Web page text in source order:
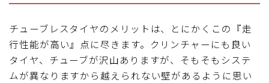
チューブレスタイヤのメリットは、とにかくこの『走
行性能が高い』点に尽きます。クリンチャーにも良い
タイヤ、チューブが沢山ありますが、そもそもシステ
ムが異なりますから越えられない壁があるように思い